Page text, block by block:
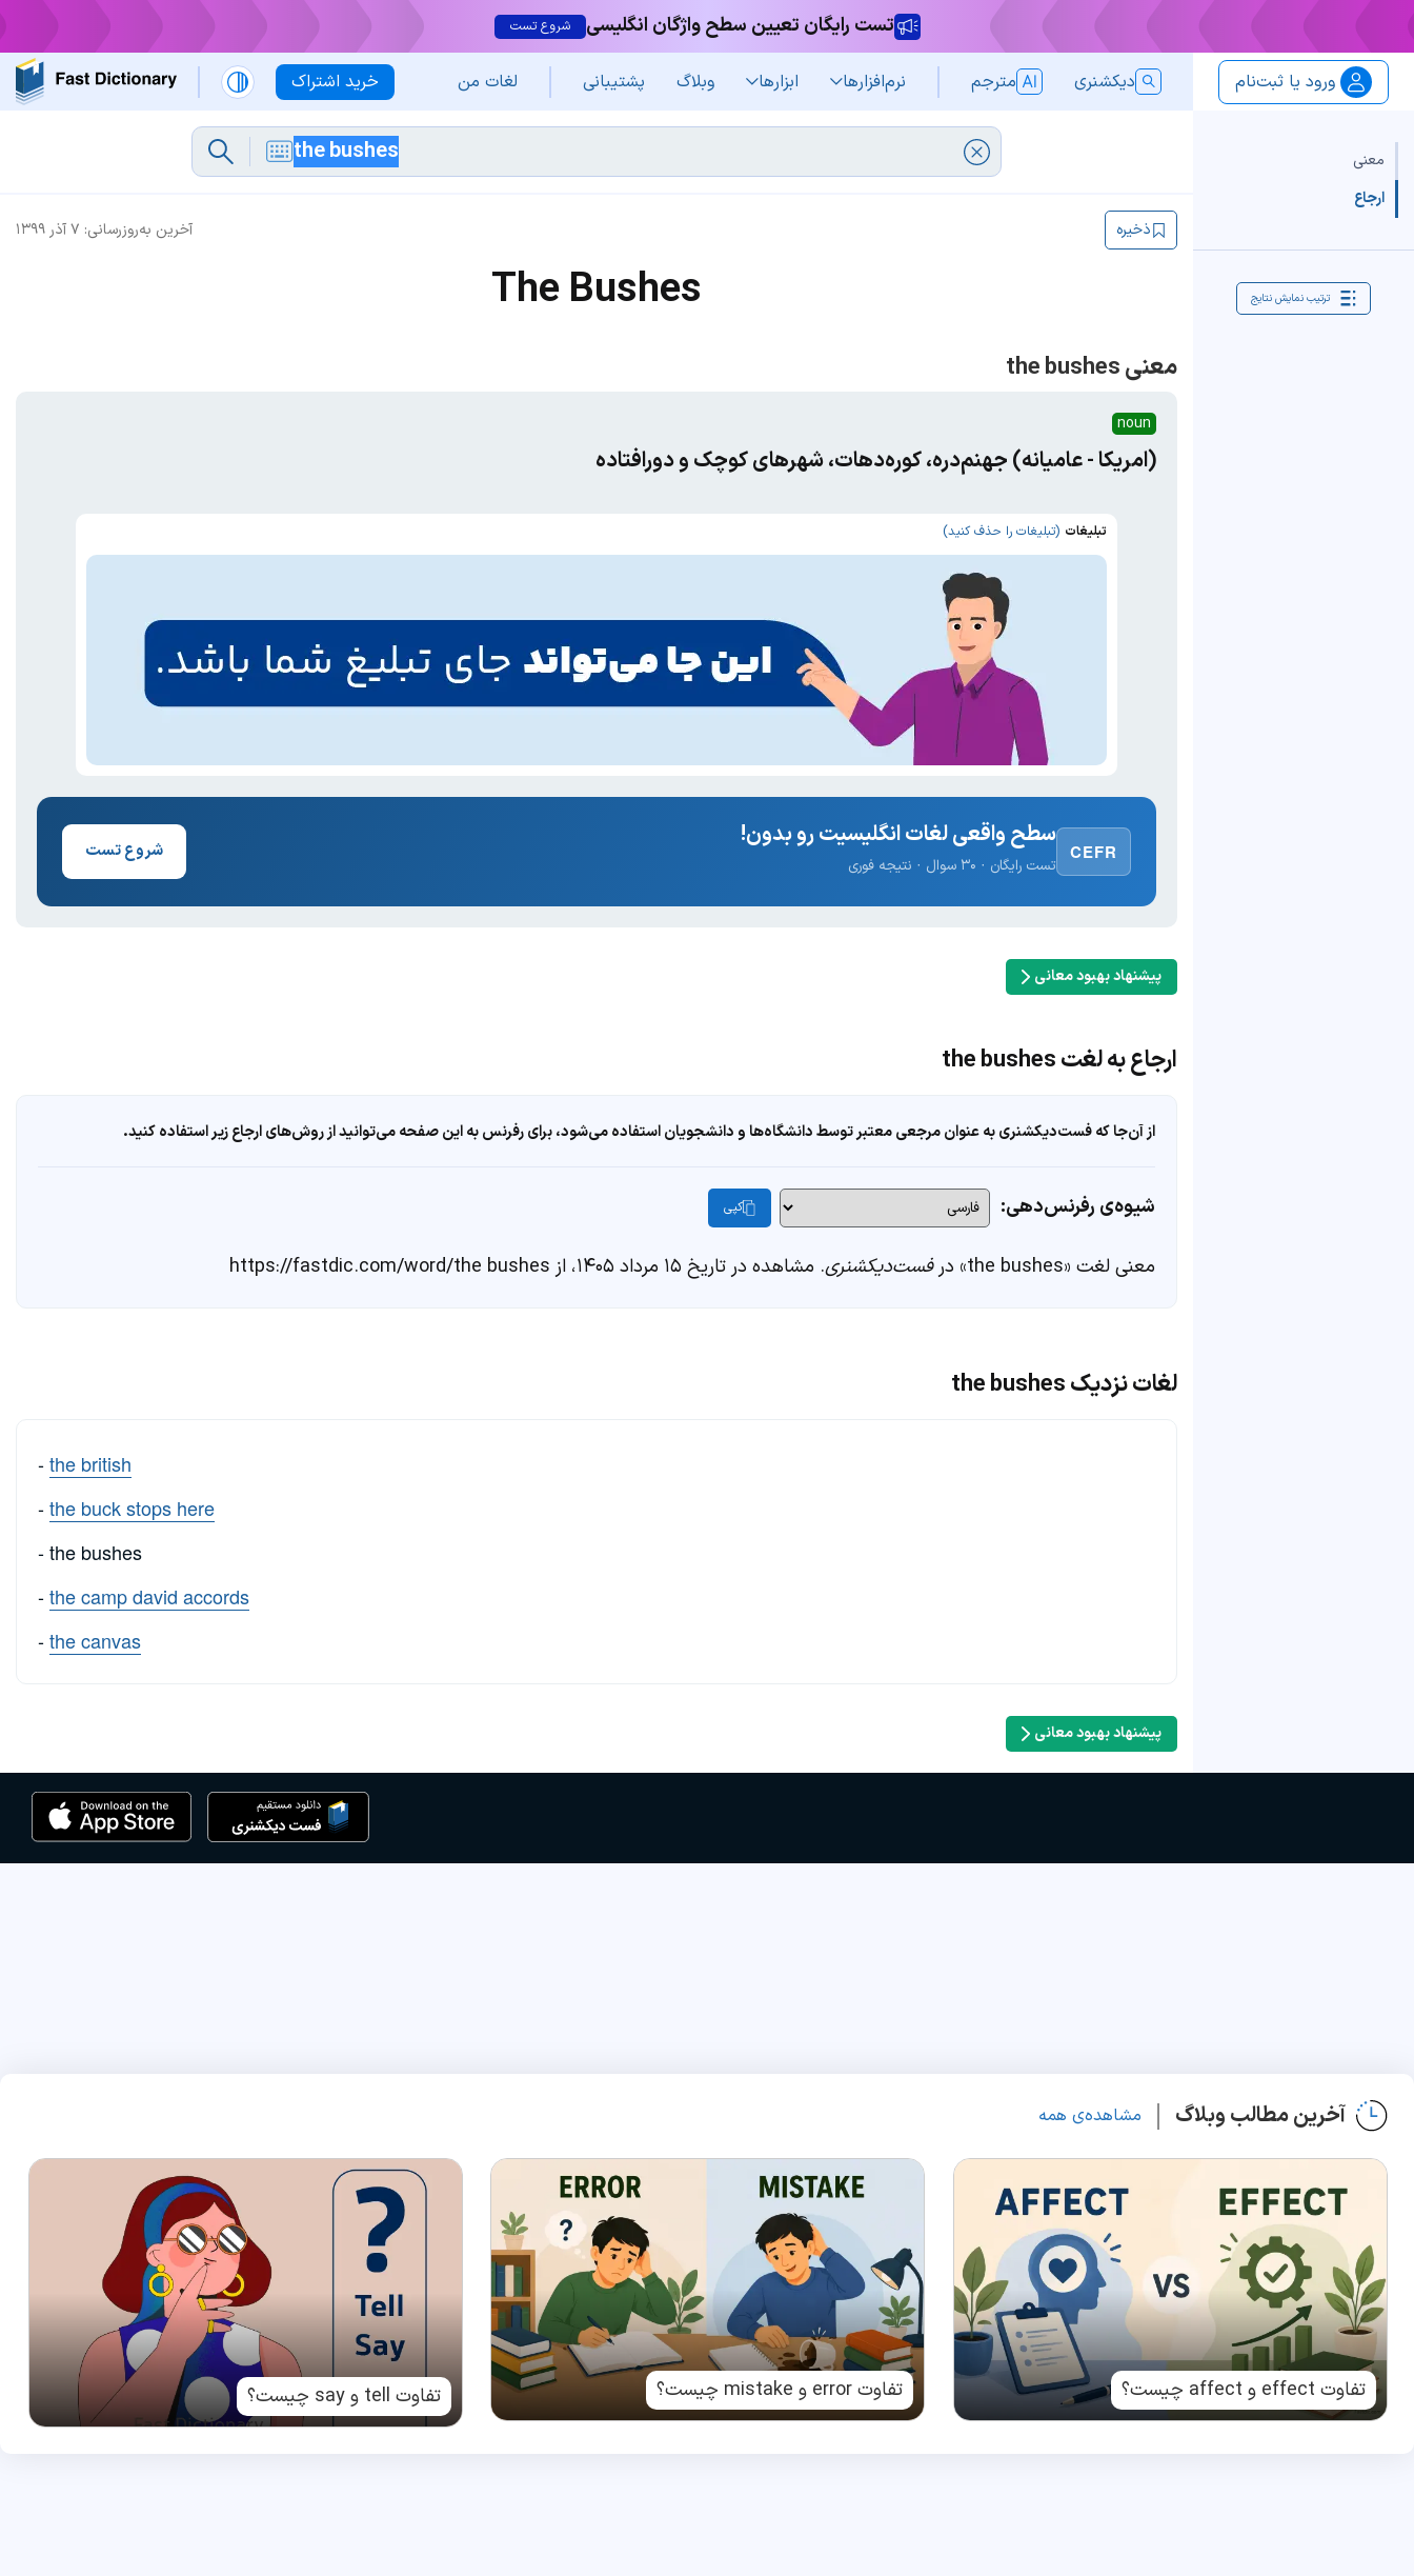
تست رایگان تعیین سطح واژگان انگلیسی شروع تست
خرید اشتراک ورود یا ثبت‌نام دیکشنری مترجم نرم‌افزار‌ها ابزارها وبلاگ پشتیبانی لغات من
معنی
ارجاع
ترتیب نمایش نتایج
آخرین به‌روزرسانی: ۷ آذر ۱۳۹۹ ذخیره
The Bushes
معنی the bushes
noun
(امریکا - عامیانه) جهنم‌دره، کوره‌دهات، شهرهای کوچک و دورافتاده
تبلیغات (تبلیغات را حذف کنید)
CEFR
سطح واقعی لغات انگلیسیت رو بدون!
تست رایگان · ۳۰ سوال · نتیجه فوری
شروع تست
پیشنهاد بهبود معانی
ارجاع به لغت the bushes
از آن‌جا که فست‌دیکشنری به عنوان مرجعی معتبر توسط دانشگاه‌ها و دانشجویان استفاده می‌شود، برای رفرنس به این صفحه می‌توانید از روش‌های ارجاع زیر استفاده کنید.
شیوه‌ی رفرنس‌دهی: کپی
معنی لغت «the bushes» در فست‌دیکشنری. مشاهده در تاریخ ۱۵ مرداد ۱۴۰۵، از https://fastdic.com/word/the bushes
لغات نزدیک the bushes
-the british
-the buck stops here
- the bushes
-the camp david accords
-the canvas
پیشنهاد بهبود معانی
آخرین مطالب وبلاگ مشاهده‌ی همه
تفاوت effect و affect چیست؟ تفاوت error و mistake چیست؟ تفاوت tell و say چیست؟